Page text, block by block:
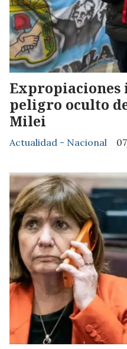
Expropiaciones
peligro oculto
Milei
Actualidad - Nacional